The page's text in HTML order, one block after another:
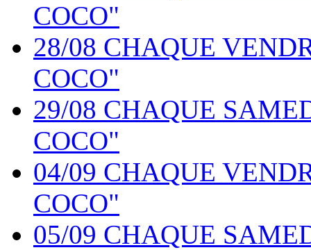
COCO"
28/08 CHAQUE
COCO"
29/08 CHAQUE
COCO"
04/09 CHAQUE
COCO"
05/09 CHAQUE